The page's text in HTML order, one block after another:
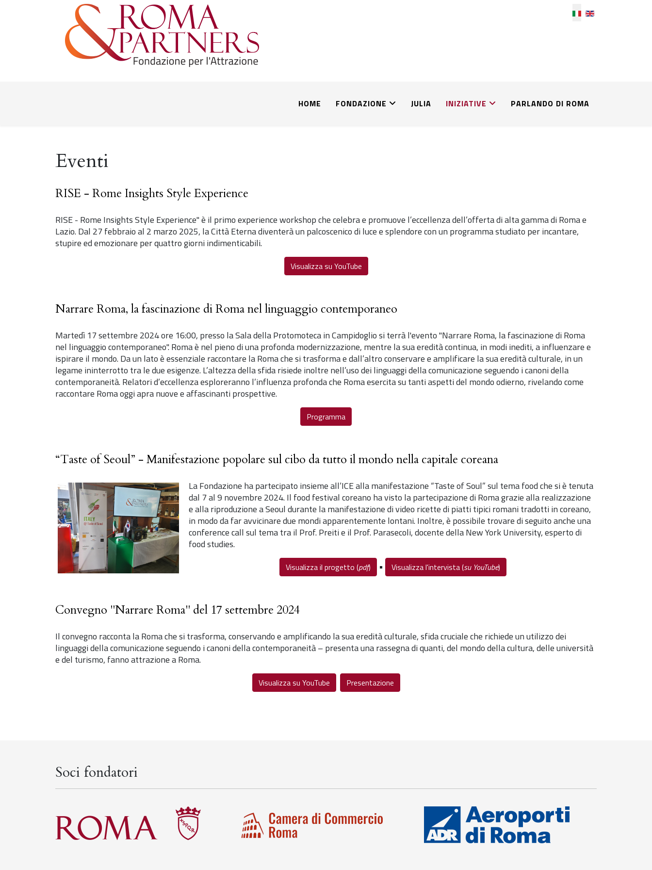
Seleziona la tua
HOME FONDAZIONE JULIA INIZIATIVE PARLANDO DI ROMA
Eventi
RISE - Rome Insights Style Experience
RISE - Rome Insights Style Experience" è il primo experience workshop che celebra e promuove l’eccellenza dell’offerta di alta gamma di Roma e
Lazio. Dal 27 febbraio al 2 marzo 2025, la Città Eterna diventerà un palcoscenico di luce e splendore con un programma studiato per incantare,
stupire ed emozionare per quattro giorni indimenticabili.
Visualizza su YouTube
Narrare Roma, la fascinazione di Roma nel linguaggio contemporaneo
Martedì 17 settembre 2024 ore 16:00, presso la Sala della Protomoteca in Campidoglio si terrà l'evento "Narrare Roma, la fascinazione di Roma
nel linguaggio contemporaneo". Roma è nel pieno di una profonda modernizzazione, mentre la sua eredità continua, in modi inediti, a influenzare e
ispirare il mondo. Da un lato è essenziale raccontare la Roma che si trasforma e dall’altro conservare e amplificare la sua eredità culturale, in un
legame ininterrotto tra le due esigenze. L’altezza della sfida risiede inoltre nell’uso dei linguaggi della comunicazione seguendo i canoni della
contemporaneità. Relatori d’eccellenza esploreranno l’influenza profonda che Roma esercita su tanti aspetti del mondo odierno, rivelando come
raccontare Roma oggi apra nuove e affascinanti prospettive.
Programma
“Taste of Seoul” - Manifestazione popolare sul cibo da tutto il mondo nella capitale coreana
La Fondazione ha partecipato insieme all’ICE alla manifestazione “Taste of Soul” sul tema food che si è tenuta
dal 7 al 9 novembre 2024. Il food festival coreano ha visto la partecipazione di Roma grazie alla realizzazione
e alla riproduzione a Seoul durante la manifestazione di video ricette di piatti tipici romani tradotti in coreano,
in modo da far avvicinare due mondi apparentemente lontani. Inoltre, è possibile trovare di seguito anche una
conference call sul tema tra il Prof. Preiti e il Prof. Parasecoli, docente della New York University, esperto di
food studies.
Visualizza il progetto (pdf) • Visualizza l'intervista (su YouTube)
Convegno "Narrare Roma" del 17 settembre 2024
Il convegno racconta la Roma che si trasforma, conservando e amplificando la sua eredità culturale, sfida cruciale che richiede un utilizzo dei
linguaggi della comunicazione seguendo i canoni della contemporaneità – presenta una rassegna di quanti, del mondo della cultura, delle università
e del turismo, fanno attrazione a Roma.
Visualizza su YouTube Presentazione
Soci fondatori